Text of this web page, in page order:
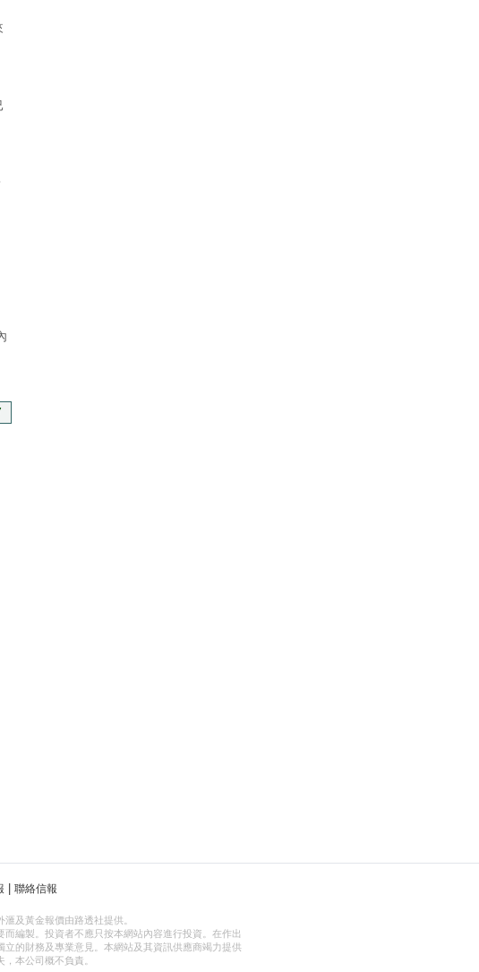
聯絡信報
及黃金報價由路透社提供。
編製。投資者不應只按本網站內容進行投資。在作出
的財務及專業意見。本網站及其資訊供應商竭力提供
本公司概不負責。